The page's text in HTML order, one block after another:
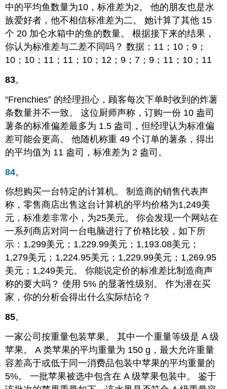
中的平均鱼数量为10，标准差为2。 他的朋友也是水
族爱好者，他不相信标准差为二。 她计算了其他 15
个 20 加仑水箱中的鱼的数量。 根据接下来的结果，
你认为标准差与二差不同吗？ 数据：11；10；9；
10；10；11；11；10；12；9；7；9；11；10；11
83。
“Frenchies” 的经理担心，顾客每次下单时收到的炸薯
条数量并不一致。 这位厨师声称，订购一份 10 盎司
薯条的标准偏差最多为 1.5 盎司，但经理认为标准偏
差可能会更高。 他随机称重 49 个订单的薯条，得出
的平均值为 11 盎司，标准差为 2 盎司。
84。
你想购买一台特定的计算机。 制造商的销售代表声
称，零售商店出售这台计算机的平均价格为1,249美
元，标准差非常小，为25美元。 你会发现一个网站在
一系列商店对同一台电脑进行了价格比较，如下所
示：1,299美元；1,229.99美元；1,193.08美元；
1,279美元；1,224.95美元；1,229.99美元；1,269.95
美元；1,249美元。 你能说定价的标准差比制造商声
称的要大吗？ 使用 5% 的显著性级别。 作为潜在买
家，你的分析会得出什么实际结论？
85。
一家公司按重量包装苹果。 其中一个重量等级是 A 级
苹果。 A 类苹果的平均重量为 150 g，最大允许重量
容差高于或低于同一消费品包装中苹果的平均重量的
5%。 一批苹果被选中包含在 A 级苹果包装中。 鉴于